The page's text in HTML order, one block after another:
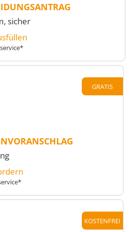
sicher
GRATIS
KOSTENFREI